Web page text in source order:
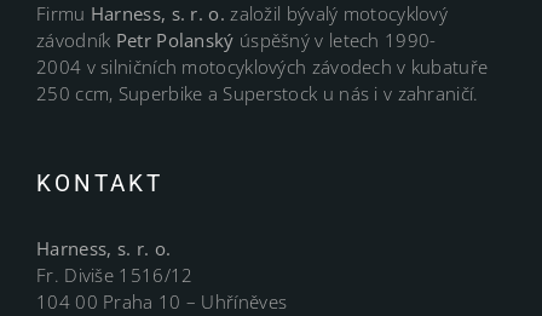
Firmu Harness, s. r. o.založil bývalý motocyklový
závodník Petr Polanský úspěšný v letech 1990-
2004 v silničních motocyklových závodech v kubatuře
250 ccm, Superbike a Superstock u nás i v zahraničí.
KONTAKT
Harness, s. r. o.
Fr. Diviše 1516/12
104 00 Praha 10 – Uhříněves